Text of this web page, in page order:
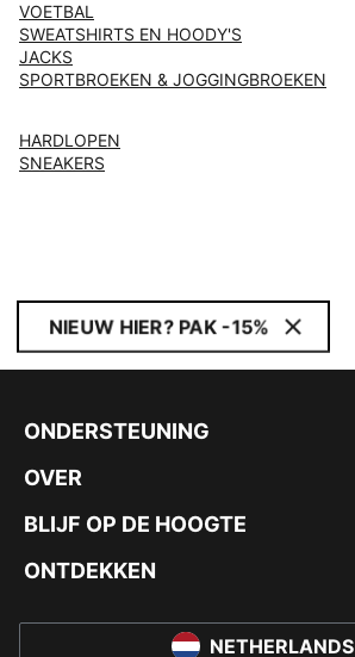
VOETBAL
SWEATSHIRTS EN HOODY'S
JACKS
SPORTBROEKEN & JOGGINGBROEKEN
HARDLOPEN
SNEAKERS
NIEUW HIER? PAK -15%
ONDERSTEUNING
OVER
BLIJF OP DE HOOGTE
ONTDEKKEN
NETHERLANDS